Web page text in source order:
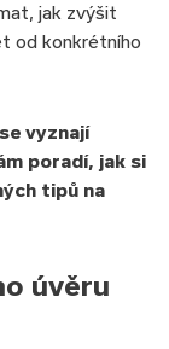
jak zvýšit
od konkrétního
vyznají
poradí, jak si
tipů na
úvěru